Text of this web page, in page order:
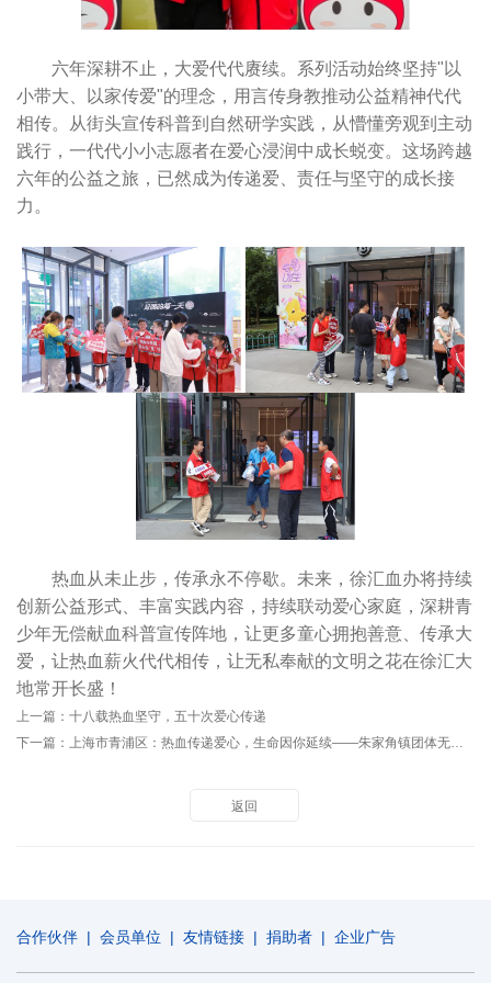
六年深耕不止，大爱代代赓续。系列活动始终坚持"以
小带大、以家传爱"的理念，用言传身教推动公益精神代代
相传。从街头宣传科普到自然研学实践，从懵懂旁观到主动
践行，一代代小小志愿者在爱心浸润中成长蜕变。这场跨越
六年的公益之旅，已然成为传递爱、责任与坚守的成长接
力。
热血从未止步，传承永不停歇。未来，徐汇血办将持续
创新公益形式、丰富实践内容，持续联动爱心家庭，深耕青
少年无偿献血科普宣传阵地，让更多童心拥抱善意、传承大
爱，让热血薪火代代相传，让无私奉献的文明之花在徐汇大
地常开长盛！
上一篇： 十八载热血坚守，五十次爱心传递
下一篇：
上海市青浦区：热血传递爱心，生命因你延续——朱家角镇团体无偿献血顺利开展
返回
合作伙伴 | 会员单位 | 友情链接 | 捐助者 | 企业广告